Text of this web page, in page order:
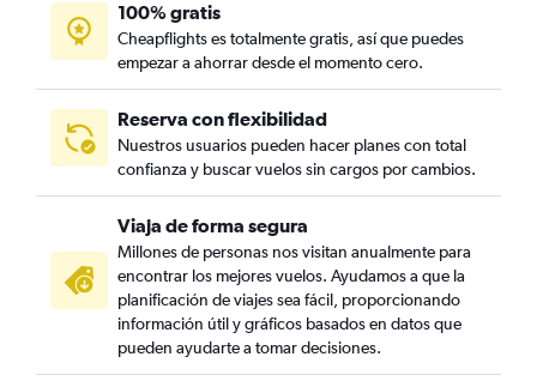
100% gratis
Cheapflights es totalmente gratis, así que puedes
empezar a ahorrar desde el momento cero.
Reserva con flexibilidad
Nuestros usuarios pueden hacer planes con total
confianza y buscar vuelos sin cargos por cambios.
Viaja de forma segura
Millones de personas nos visitan anualmente para
encontrar los mejores vuelos. Ayudamos a que la
planificación de viajes sea fácil, proporcionando
información útil y gráficos basados en datos que
pueden ayudarte a tomar decisiones.